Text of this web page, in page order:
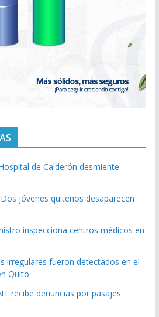
de Calderón desmiente
jóvenes quiteños desaparecen
inspecciona centros médicos en
irregulares fueron detectados en el
Quito
recibe denuncias por pasajes